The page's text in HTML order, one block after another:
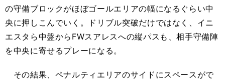
の守備ブロックがほぼゴールエリアの幅になるぐらい中
央に押しこんでいく。ドリブル突破だけではなく、イニ
エスタら中盤からFWスアレスへの縦パスも、相手守備陣
を中央に寄せるプレーになる。
その結果、ペナルティエリアのサイドにスペースがで